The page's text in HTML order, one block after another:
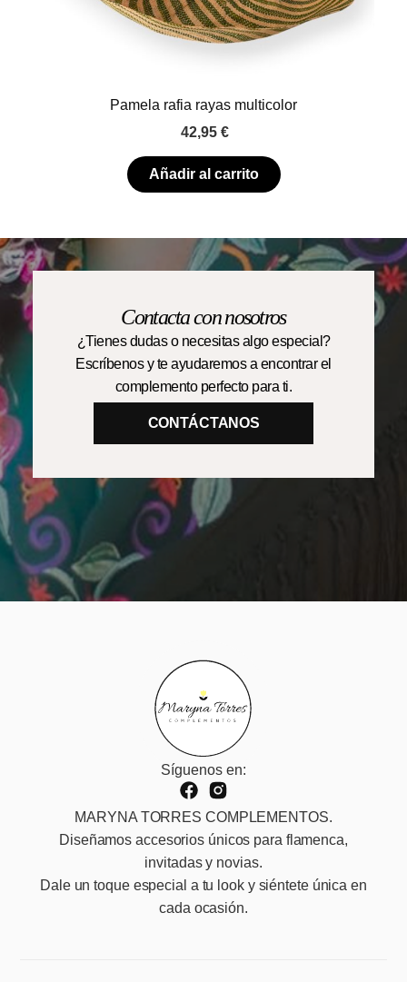
Pamela rafia rayas multicolor
42,95 €
Añadir al carrito
Contacta con nosotros
¿Tienes dudas o necesitas algo especial?
Escríbenos y te ayudaremos a encontrar el
complemento perfecto para ti.
CONTÁCTANOS
Síguenos en:
MARYNA TORRES COMPLEMENTOS.
Diseñamos accesorios únicos para flamenca,
invitadas y novias.
Dale un toque especial a tu look y siéntete única en
cada ocasión.